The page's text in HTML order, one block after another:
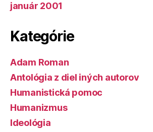
január 2001
Kategórie
Adam Roman
Antológia z diel iných autorov
Humanistická pomoc
Humanizmus
Ideológia